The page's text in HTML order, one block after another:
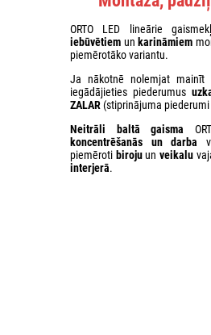
ORTO LED lineārie
iebūvētiem un karināmiem
piemērotāko variantu.
Ja nākotnē nolemjat mainīt
iegādājieties piederumus
ZALAR(stiprinājuma
Neitrāli baltā gaisma
koncentrēšanās un
darba
piemēroti birojuunveikalu
interjerā.